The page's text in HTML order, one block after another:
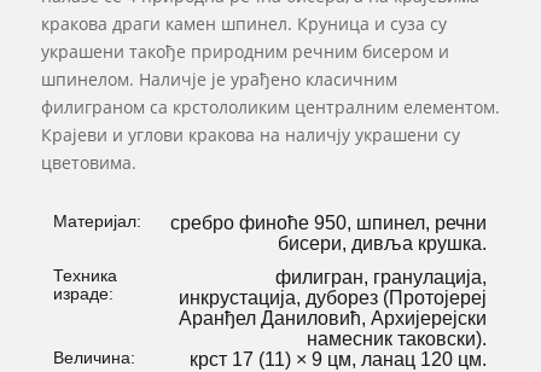
кракова драги камен шпинел. Круница и суза су
украшени такође природним речним бисером и
шпинелом. Наличје је урађено класичним
филиграном са крстололиким централним елементом.
Крајеви и углови кракова на наличју украшени су
цветовима.
Материјал:
сребро финоће 950, шпинел, речни
бисери, дивља крушка.
Техника
израде:
филигран, гранулација,
инкрустација, дуборез (Протојереј
Аранђел Даниловић, Архијерејски
намесник таковски).
Величина: крст 17 (11) × 9 цм, ланац 120 цм.